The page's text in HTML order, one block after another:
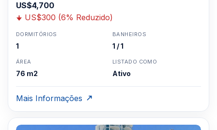
US$4,700
US$300 (6% Reduzido)
DORMITÓRIOS
1
BANHEIROS
1 / 1
ÁREA
76 m2
LISTADO COMO
Ativo
Mais Informações